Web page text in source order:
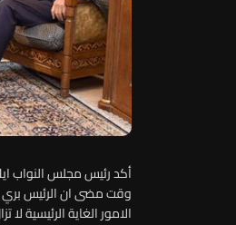
أكد رئيس مجلس النواب
وقت مضى ان الرئيس بري
الامور الغاية